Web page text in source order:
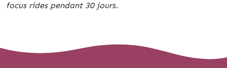
focus rides pendant 30 jours.